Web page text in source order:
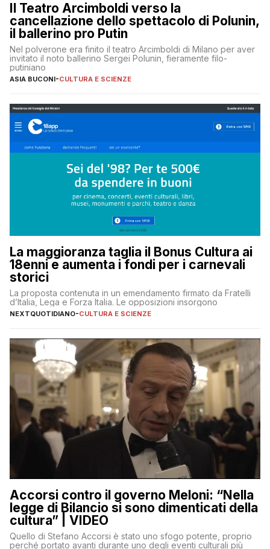
Il Teatro Arcimboldi verso la
cancellazione dello spettacolo di Polunin,
il ballerino pro Putin
Nel polverone era finito il teatro Arcimboldi di Milano per aver
invitato il noto ballerino Sergei Polunin, fieramente filo-
putiniano
ASIA BUCONI-CULTURA E SCIENZE
La maggioranza taglia il Bonus Cultura ai
18enni e aumenta i fondi per i carnevali
storici
La proposta contenuta in un emendamento firmato da Fratelli
d’Italia, Lega e Forza Italia. Le opposizioni insorgono
NEXTQUOTIDIANO-CULTURA E SCIENZE
Accorsi contro il governo Meloni: “Nella
legge di Bilancio si sono dimenticati della
cultura” | VIDEO
Quello di Stefano Accorsi è stato uno sfogo potente, proprio
perché portato avanti durante uno degli eventi culturali più